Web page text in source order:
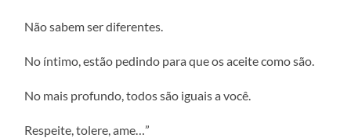
Não sabem ser diferentes.
No íntimo, estão pedindo para que os aceite como são.
No mais profundo, todos são iguais a você.
Respeite, tolere, ame…”